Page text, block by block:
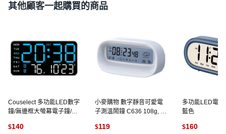
其他顧客一起購買的商品
Couselect 多功能LED數字
鐘/無邊框大螢幕電子鐘/掛
顯示/雙鬧鈴, 白色 + 藍色
$140
小麥購物 數字靜音可愛電
子測溫鬧鐘 C636 108g, 白
$119
多功能LED電子
藍色
$160